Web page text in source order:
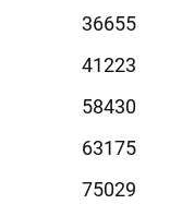
6655
1223
8430
3175
5029